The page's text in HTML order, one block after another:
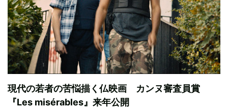
現代の若者の苦悩描く仏映画 カンヌ審査員賞
『Les misérables』来年公開